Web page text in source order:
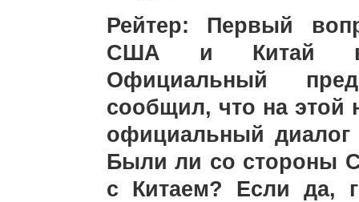
Рейтер: Первый
США и Китай
Официальный
сообщил, что на
официальный диалог
Были ли со стороны
с Китаем? Если да,